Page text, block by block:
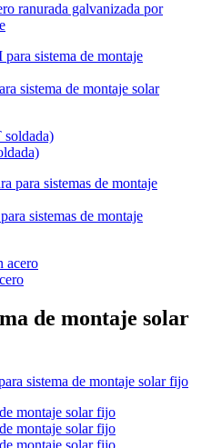
ranurada galvanizada por
sistema de montaje solar
sistemas de montaje
de montaje solar